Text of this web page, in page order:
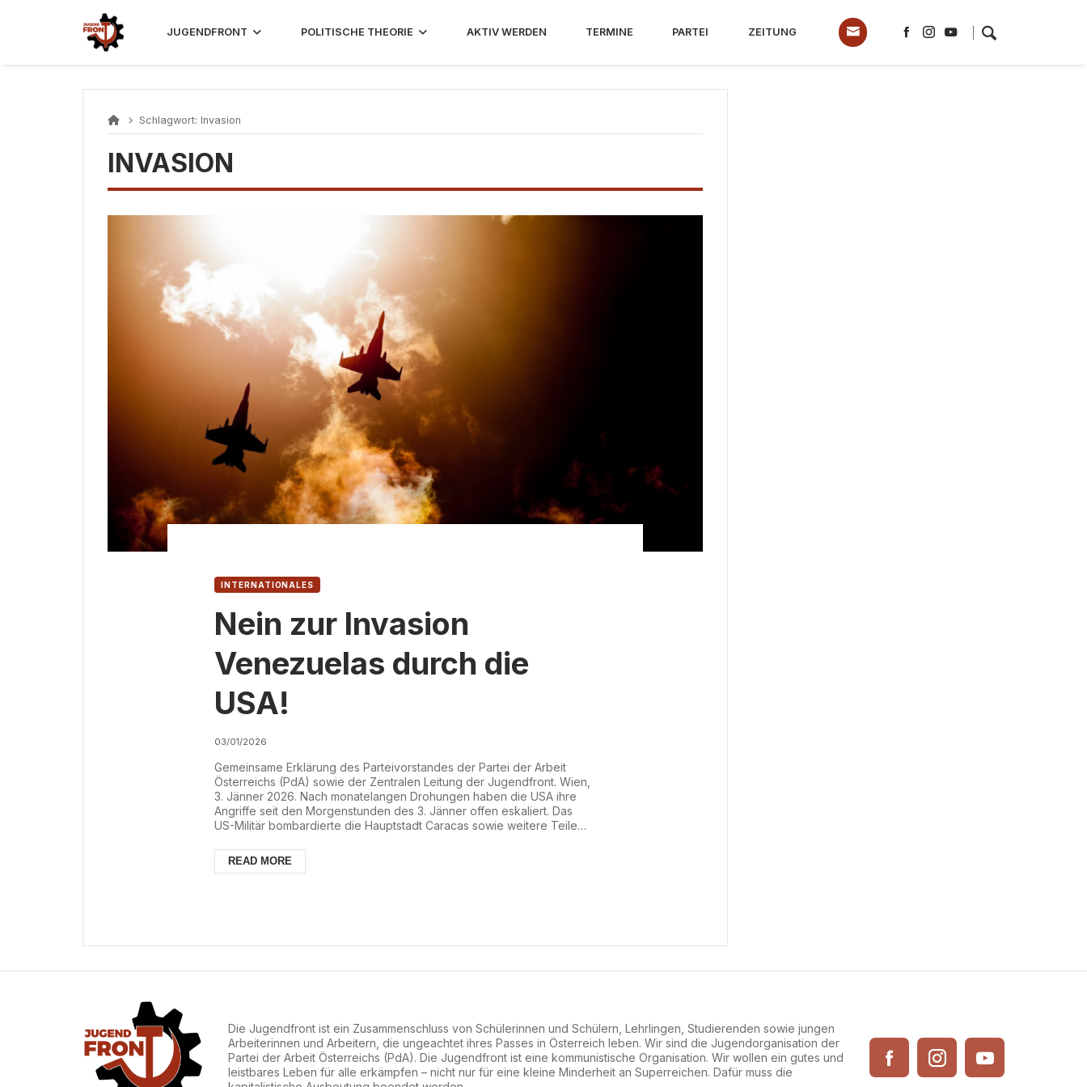
JUGENDFRONT POLITISCHE THEORIE AKTIV WERDEN TERMINE PARTEI ZEITUNG
Schlagwort: Invasion
INVASION
INTERNATIONALES
Nein zur Invasion
Venezuelas durch die
USA!
03/01/2026
Gemeinsame Erklärung des Parteivorstandes der Partei der Arbeit
Österreichs (PdA) sowie der Zentralen Leitung der Jugendfront. Wien,
3. Jänner 2026. Nach monatelangen Drohungen haben die USA ihre
Angriffe seit den Morgenstunden des 3. Jänner offen eskaliert. Das
US-Militär bombardierte die Hauptstadt Caracas sowie weitere Teile
die Stadt. Nach bislang vorliegenden Informationen richteten sich die
Angriffe gegen Flughäfen und ande...
READ MORE
Die Jugendfront ist ein Zusammenschluss von Schülerinnen und Schülern, Lehrlingen, Studierenden sowie jungen
Arbeiterinnen und Arbeitern, die ungeachtet ihres Passes in Österreich leben. Wir sind die Jugendorganisation der
Partei der Arbeit Österreichs (PdA). Die Jugendfront ist eine kommunistische Organisation. Wir wollen ein gutes und
leistbares Leben für alle erkämpfen – nicht nur für eine kleine Minderheit an Superreichen. Dafür muss die